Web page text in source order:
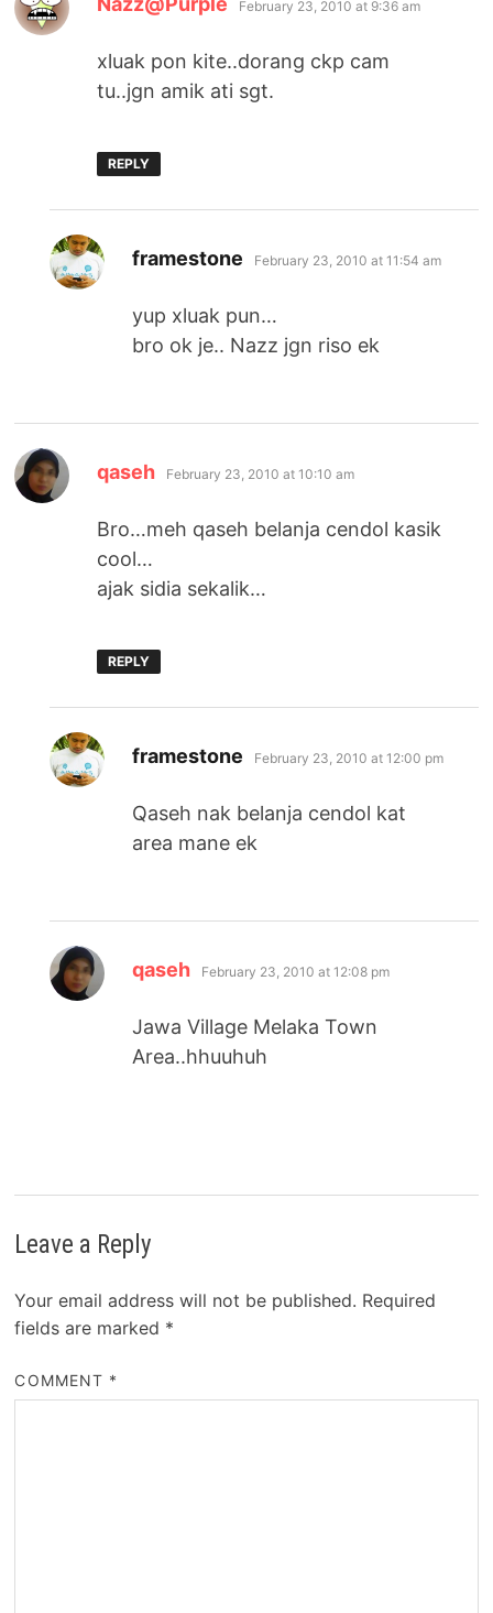
February 23, 2010 at 9:36 am
xluak pon kite..dorang ckp cam
tu..jgn amik ati sgt.
REPLY
framestone says:
February 23, 2010 at 11:54 am
yup xluak pun…
bro ok je.. Nazz jgn riso ek
qaseh says:
February 23, 2010 at 10:10 am
Bro…meh qaseh belanja cendol kasik
cool…
ajak sidia sekalik…
REPLY
framestone says:
February 23, 2010 at 12:00 pm
Qaseh nak belanja cendol kat
area mane ek
qaseh says:
February 23, 2010 at 12:08 pm
Jawa Village Melaka Town
Area..hhuuhuh
Leave a Reply
Your email address will not be published. Required
fields are marked *
COMMENT *